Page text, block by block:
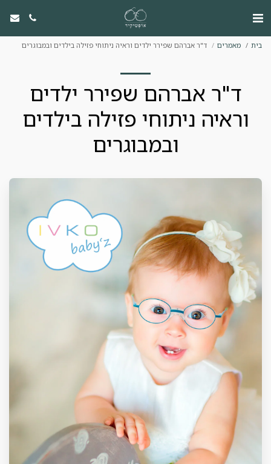
בית מאמרים ד"ר אברהם שפירר ילדים וראיה ניתוחי פזילה בילדים ובמבוגרים
ד"ר אברהם שפירר ילדים
וראיה ניתוחי פזילה בילדים
ובמבוגרים